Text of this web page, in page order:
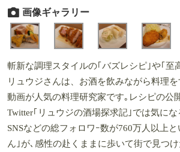
画像ギャラリー
斬新な調理スタイルの｢バズレシピ｣や｢至
リュウジさんは、お酒を飲みながら料理を
動画が人気の料理研究家です｡レシピの公
Twitter｢リュウジの酒場探求記｣では気にな
SNSなどの総フォロワｰ数が760万人以上
ん｣が､感性の赴くままに歩いて街で見つ